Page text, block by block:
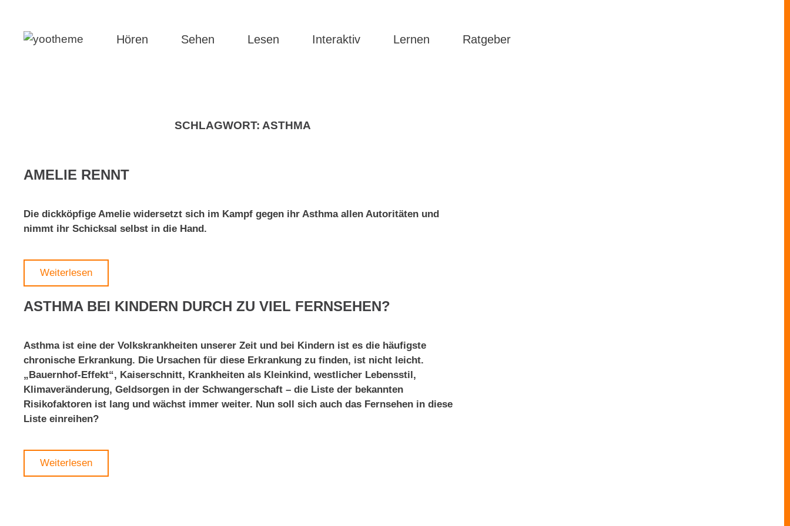
Hören Sehen Lesen Interaktiv Lernen Ratgeber
SCHLAGWORT: ASTHMA
AMELIE RENNT
Die dickköpfige Amelie widersetzt sich im Kampf gegen ihr Asthma allen Autoritäten und
nimmt ihr Schicksal selbst in die Hand.
Weiterlesen
ASTHMA BEI KINDERN DURCH ZU VIEL FERNSEHEN?
Asthma ist eine der Volkskrankheiten unserer Zeit und bei Kindern ist es die häufigste
chronische Erkrankung. Die Ursachen für diese Erkrankung zu finden, ist nicht leicht.
„Bauernhof-Effekt“, Kaiserschnitt, Krankheiten als Kleinkind, westlicher Lebensstil,
Klimaveränderung, Geldsorgen in der Schwangerschaft – die Liste der bekannten
Risikofaktoren ist lang und wächst immer weiter. Nun soll sich auch das Fernsehen in diese
Liste einreihen?
Weiterlesen